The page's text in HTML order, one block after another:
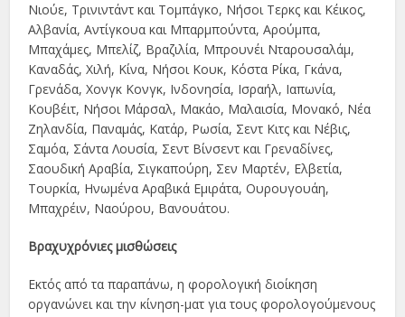
Νιούε, Τρινιντάντ και Τομπάγκο, Νήσοι Τερκς και Κέικος,
Αλβανία, Αντίγκουα και Μπαρμπούντα, Αρούμπα,
Μπαχάμες, Μπελίζ, Βραζιλία, Μπρουνέι Νταρουσαλάμ,
Καναδάς, Χιλή, Κίνα, Νήσοι Κουκ, Κόστα Ρίκα, Γκάνα,
Γρενάδα, Χονγκ Κονγκ, Ινδονησία, Ισραήλ, Ιαπωνία,
Κουβέιτ, Νήσοι Μάρσαλ, Μακάο, Μαλαισία, Μονακό, Νέα
Ζηλανδία, Παναμάς, Κατάρ, Ρωσία, Σεντ Κιτς και Νέβις,
Σαμόα, Σάντα Λουσία, Σεντ Βίνσεντ και Γρεναδίνες,
Σαουδική Αραβία, Σιγκαπούρη, Σεν Μαρτέν, Ελβετία,
Τουρκία, Ηνωμένα Αραβικά Εμιράτα, Ουρουγουάη,
Μπαχρέιν, Ναούρου, Βανουάτου.
Βραχυχρόνιες μισθώσεις
Εκτός από τα παραπάνω, η φορολογική διοίκηση
οργανώνει και την κίνηση-ματ για τους φορολογούμενους